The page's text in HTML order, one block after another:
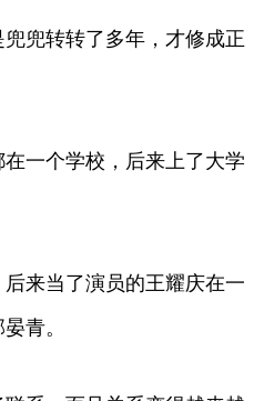
兜转转了多年，才修成正
一个学校，后来上了大学
来当了演员的王耀庆在一
青。